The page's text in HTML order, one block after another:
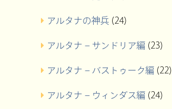
アルタナの神兵(24)
アルタナ – サンドリア編 (23)
アルタナ – バストゥーク編 (22)
アルタナ – ウィンダス編 (24)